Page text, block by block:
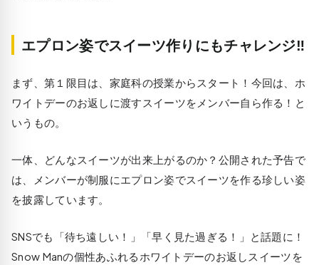
エプロン姿でスイーツ作りにもチャレンジ‼
まず、第１限目は、家庭科の授業からスタート！今回は、ホ
ワイトデーのお返しに渡すスイーツをメンバー自ら作る！と
いうもの。
一体、どんなスイーツが出来上がるのか？公開された予告で
は、メンバーが制服にエプロン姿でスイーツを作る珍しい姿
を披露しています。
SNSでも「待ち遠しい！」「早く見た過ぎる！」と話題に！
Snow Manの個性あふれるホワイトデーのお返しスイーツを